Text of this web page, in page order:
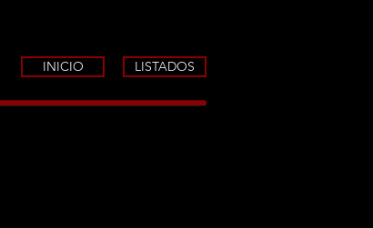
INICIO LISTADOS